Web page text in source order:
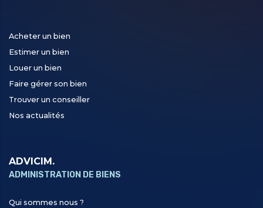
Acheter un bien
Estimer un bien
Louer un bien
Faire gérer son bien
Trouver un conseiller
Nos actualités
ADVICIM.
ADMINISTRATION DE BIENS
Qui sommes nous ?